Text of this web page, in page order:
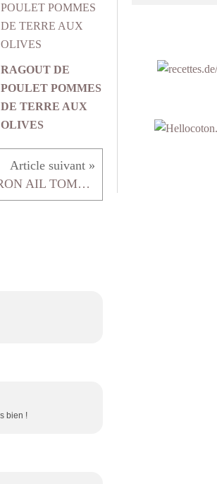
RAGOUT DE
POULET POMMES
DE TERRE AUX
OLIVES
DAURADES CITRON AIL TOMATES
bien !